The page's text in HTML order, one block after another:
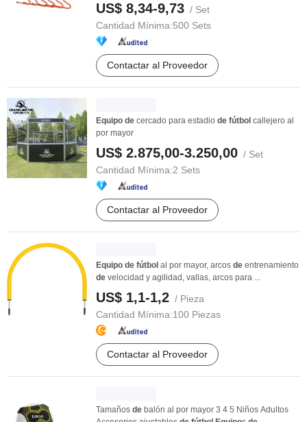
US$ 8,34-9,73 / Set
Cantidad Mínima:500 Sets
Contactar al Proveedor
Equipo de cercado para estadio de fútbol callejero al
por mayor
US$ 2.875,00-3.250,00 / Set
Cantidad Mínima:2 Sets
Contactar al Proveedor
Equipo de fútbol al por mayor, arcos de entrenamiento
de velocidad y agilidad, vallas, arcos para ...
US$ 1,1-1,2 / Pieza
Cantidad Mínima:100 Piezas
Contactar al Proveedor
Tamaños de balón al por mayor 3 4 5 Niños Adultos